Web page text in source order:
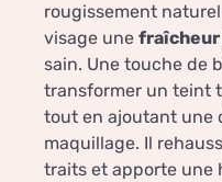
rougissement
visage une
sain. Une touche de
transformer un teint
tout en ajoutant une
maquillage. Il
traits et apporte une